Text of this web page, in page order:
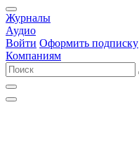
Журналы
Аудио
Войти Оформить подписку
Компаниям